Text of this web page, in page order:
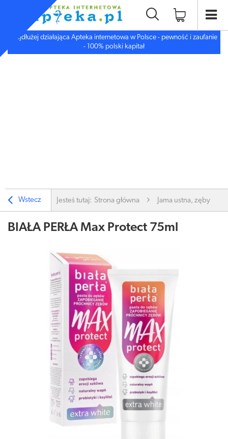
Najdłużej działająca Apteka internetowa w Polsce - pewność i zaufanie
- 100% polski kapitał
Wstecz Jesteś tutaj: Strona główna Jama ustna, zęby
BIAŁA PERŁA Max Protect 75ml